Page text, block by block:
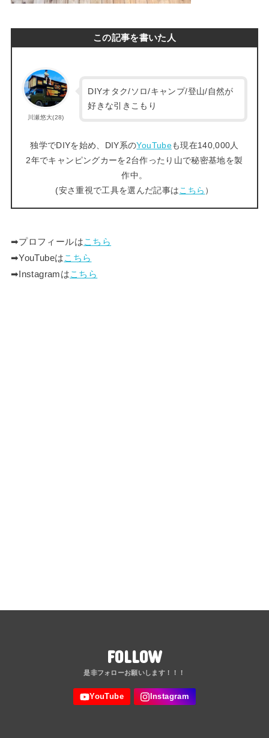
この記事を書いた人
川瀬悠大(28)
DIYオタク/ソロ/キャンプ/登山/自然が
好きな引きこもり
独学でDIYを始め、DIY系のYouTubeも現在140,000人
2年でキャンピングカーを2台作ったり山で秘密基地を製
作中。
(安さ重視で工具を選んだ記事はこちら ）
➡︎プロフィールはこちら
➡︎YouTubeはこちら
➡︎Instagramはこちら
FOLLOW